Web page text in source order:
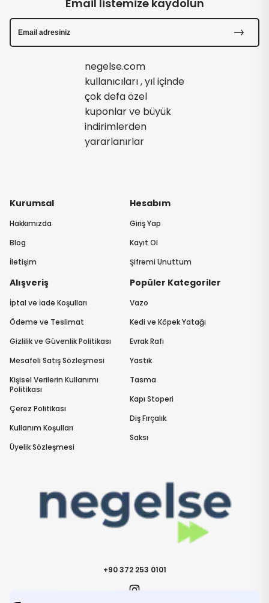
+90 372 253 0101
Kurumsal
Hakkımızda
Blog
İletişim
Hesabım
Giriş Yap
Kayıt Ol
Şifremi Unuttum
Alışveriş
İptal ve İade Koşulları
Ödeme ve Teslimat
Gizlilik ve Güvenlik Politikası
Mesafeli Satış Sözleşmesi
Kişisel Verilerin Kullanımı
Politikası
Çerez Politikası
Kullanım Koşulları
Üyelik Sözleşmesi
Popüler Kategoriler
Vazo
Kedi ve Köpek Yatağı
Evrak Rafı
Yastık
Tasma
Kapı Stoperi
Diş Fırçalık
Saksı
Email listemize kaydolun
negelse.com
kullanıcıları , yıl içinde
çok defa özel
kuponlar ve büyük
indirimlerden
yararlanırlar